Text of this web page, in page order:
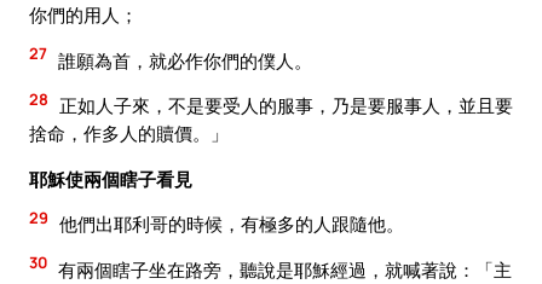
你們的用人；
27 誰願為首，就必作你們的僕人。
28
正如人子來，不是要受人的服事，乃是要服事人，並且要
捨命，作多人的贖價。」
耶穌使兩個瞎子看見
29 他們出耶利哥的時候，有極多的人跟隨他。
30 有兩個瞎子坐在路旁，聽說是耶穌經過，就喊著說：「主